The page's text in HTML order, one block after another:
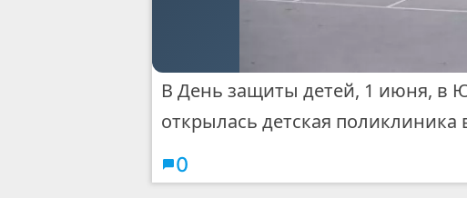
В День защиты детей, 1 июня, в
открылась детская
0